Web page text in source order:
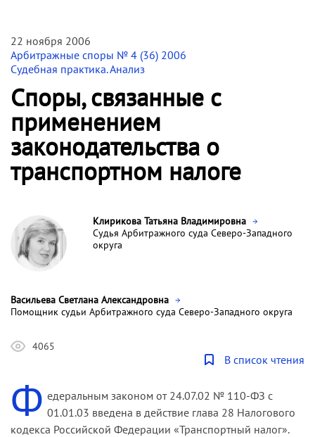
22 ноября 2006
Арбитражные споры № 4 (36) 2006
Судебная практика. Анализ
Споры, связанные с
применением
законодательства о
транспортном налоге
Клирикова Татьяна Владимировна
Судья Арбитражного суда Северо-Западного
округа
Васильева Светлана Александровна
Помощник судьи Арбитражного суда Северо-Западного округа
4065
В список чтения
Ф едеральным законом от 24.07.02 № 110-ФЗ с
01.01.03 введена в действие глава 28 Налогового
кодекса Российской Федерации «Транспортный налог».